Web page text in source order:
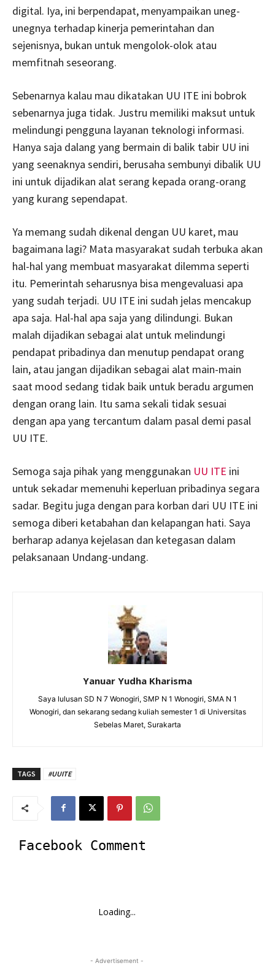
digital. Iya, ini berpendapat, menyampaikan uneg-
unegnya terhadap kinerja pemerintahan dan
sejenisnya, bukan untuk mengolok-olok atau
memfitnah seseorang.
Sebenarnya kalau mau dikatakan UU ITE ini bobrok
sebenarnya juga tidak. Justru memiliki maksut untuk
melindungi pengguna layanan teknologi informasi.
Hanya saja dalang yang bermain di balik tabir UU ini
yang seenaknya sendiri, berusaha sembunyi dibalik UU
ini untuk dijadikan alat serang kepada orang-orang
yang kurang sependapat.
Ya memang sudah dikenal dengan UU karet, mau
bagaimana lagi? Mata masyarakat sudah terbuka akan
hal-hal yang membuat masyarakat dilemma seperti
itu. Pemerintah seharusnya bisa mengevaluasi apa
yang sudah terjadi. UU ITE ini sudah jelas mencakup
apa saja. Hal-hal apa saja yang dilindungi. Bukan
malah dijadikan sebagai alat untuk melindungi
pendapat pribadinya dan menutup pendapat orang
lain, atau jangan dijadikan sebagai alat main-main
saat mood sedang tidak baik untuk beradu argumen
dengan orang lain. Itu sama sekali tidak sesuai
dengan apa yang tercantum dalam pasal demi pasal
UU ITE.
Semoga saja pihak yang menggunakan UU ITE ini
untuk sekadar memenuhi keperluan pribadinya segara
sadar. Begitu juga dengan para korban dari UU ITE ini
semoga diberi ketabahan dan kelapangan hati. Saya
berharap adanya kejelasan dan ketegasan dalam
pelaksanaan Undang-undang.
Yanuar Yudha Kharisma
Saya lulusan SD N 7 Wonogiri, SMP N 1 Wonogiri, SMA N 1
Wonogiri, dan sekarang sedang kuliah semester 1 di Universitas
Sebelas Maret, Surakarta
TAGS #UUITE
Facebook Comment
Loading...
- Advertisement -